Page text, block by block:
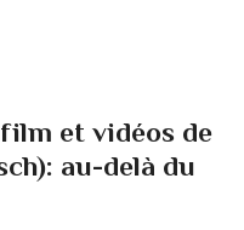
et vidéos de
au-delà du